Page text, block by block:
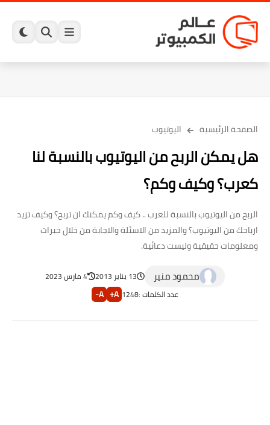
الصفحة الرئيسية اليوتيوب
هل يمكن الربح من اليوتيوب بالنسبة لنا
كعرب؟ وكيف وكم؟
الربح من اليوتيوب بالنسبة للعرب .. كيف وكم يمكنك ان تربح؟ وكيف تزيد
ارباحك من اليوتيوب؟ والمزيد من الاسئلة والاجابة من خلال خبرات
ومعلومات حقيقية وليست دعائية.
محمود منير 13 يناير 2013
4 مارس 2023
عدد الكلمات :1248
A+
A-